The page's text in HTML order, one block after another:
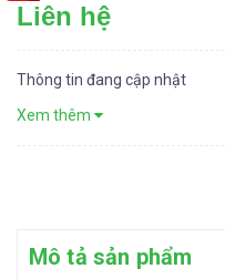
Liên hệ
Thông tin đang cập nhật
Xem thêm
Mô tả sản phẩm